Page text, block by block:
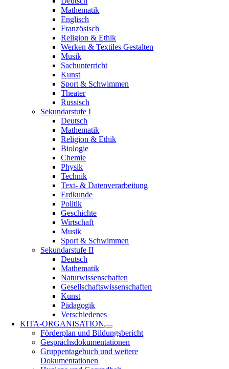
Mathematik
Englisch
Französisch
Religion & Ethik
Werken & Textiles Gestalten
Musik
Sachunterricht
Kunst
Sport & Schwimmen
Theater
Russisch
Sekundarstufe I
Deutsch
Mathematik
Religion & Ethik
Biologie
Chemie
Physik
Technik
Text- & Datenverarbeitung
Erdkunde
Politik
Geschichte
Wirtschaft
Musik
Sport & Schwimmen
Sekundarstufe II
Deutsch
Mathematik
Naturwissenschaften
Gesellschaftswissenschaften
Kunst
Pädagogik
Verschiedenes
KITA-ORGANISATION
Förderplan und Bildungsbericht
Gesprächsdokumentationen
Gruppentagebuch und weitere
Dokumentationen